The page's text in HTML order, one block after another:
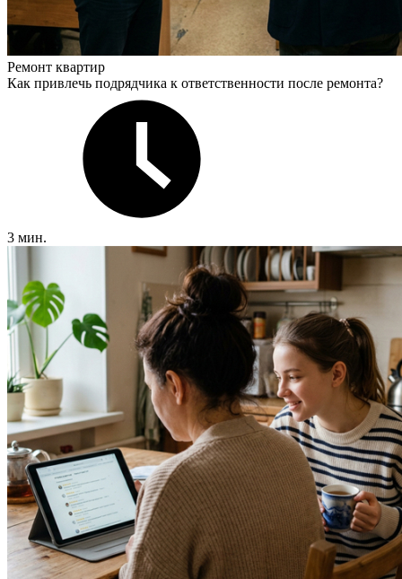
Ремонт квартир
Как привлечь подрядчика к ответственности после ремонта?
3 мин.